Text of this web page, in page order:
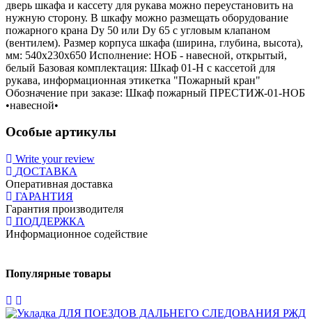
дверь шкафа и кассету для рукава можно переустановить на
нужную сторону. В шкафу можно размещать оборудование
пожарного крана Dy 50 или Dy 65 с угловым клапаном
(вентилем). Размер корпуса шкафа (ширина, глубина, высота),
мм: 540x230х650 Исполнение: НОБ - навесной, открытый,
белый Базовая комплектация: Шкаф 01-Н с кассетой для
рукава, информационная этикетка "Пожарный кран"
Обозначение при заказе: Шкаф пожарный ПРЕСТИЖ-01-НОБ
•навесной•
Особые артикулы
Write your review
ДОСТАВКА
Оперативная доставка
ГАРАНТИЯ
Гарантия производителя
ПОДДЕРЖКА
Информационное содействие
Популярные товары